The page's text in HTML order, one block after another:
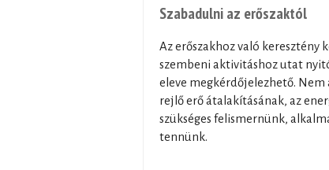
Szabadulni ​az erőszaktól
Az erőszakhoz való keresztény
szembeni aktivitáshoz utat
eleve megkérdőjelezhető. Nem
rejlő erő átalakításának, az
szükséges felismernünk,
tennünk.